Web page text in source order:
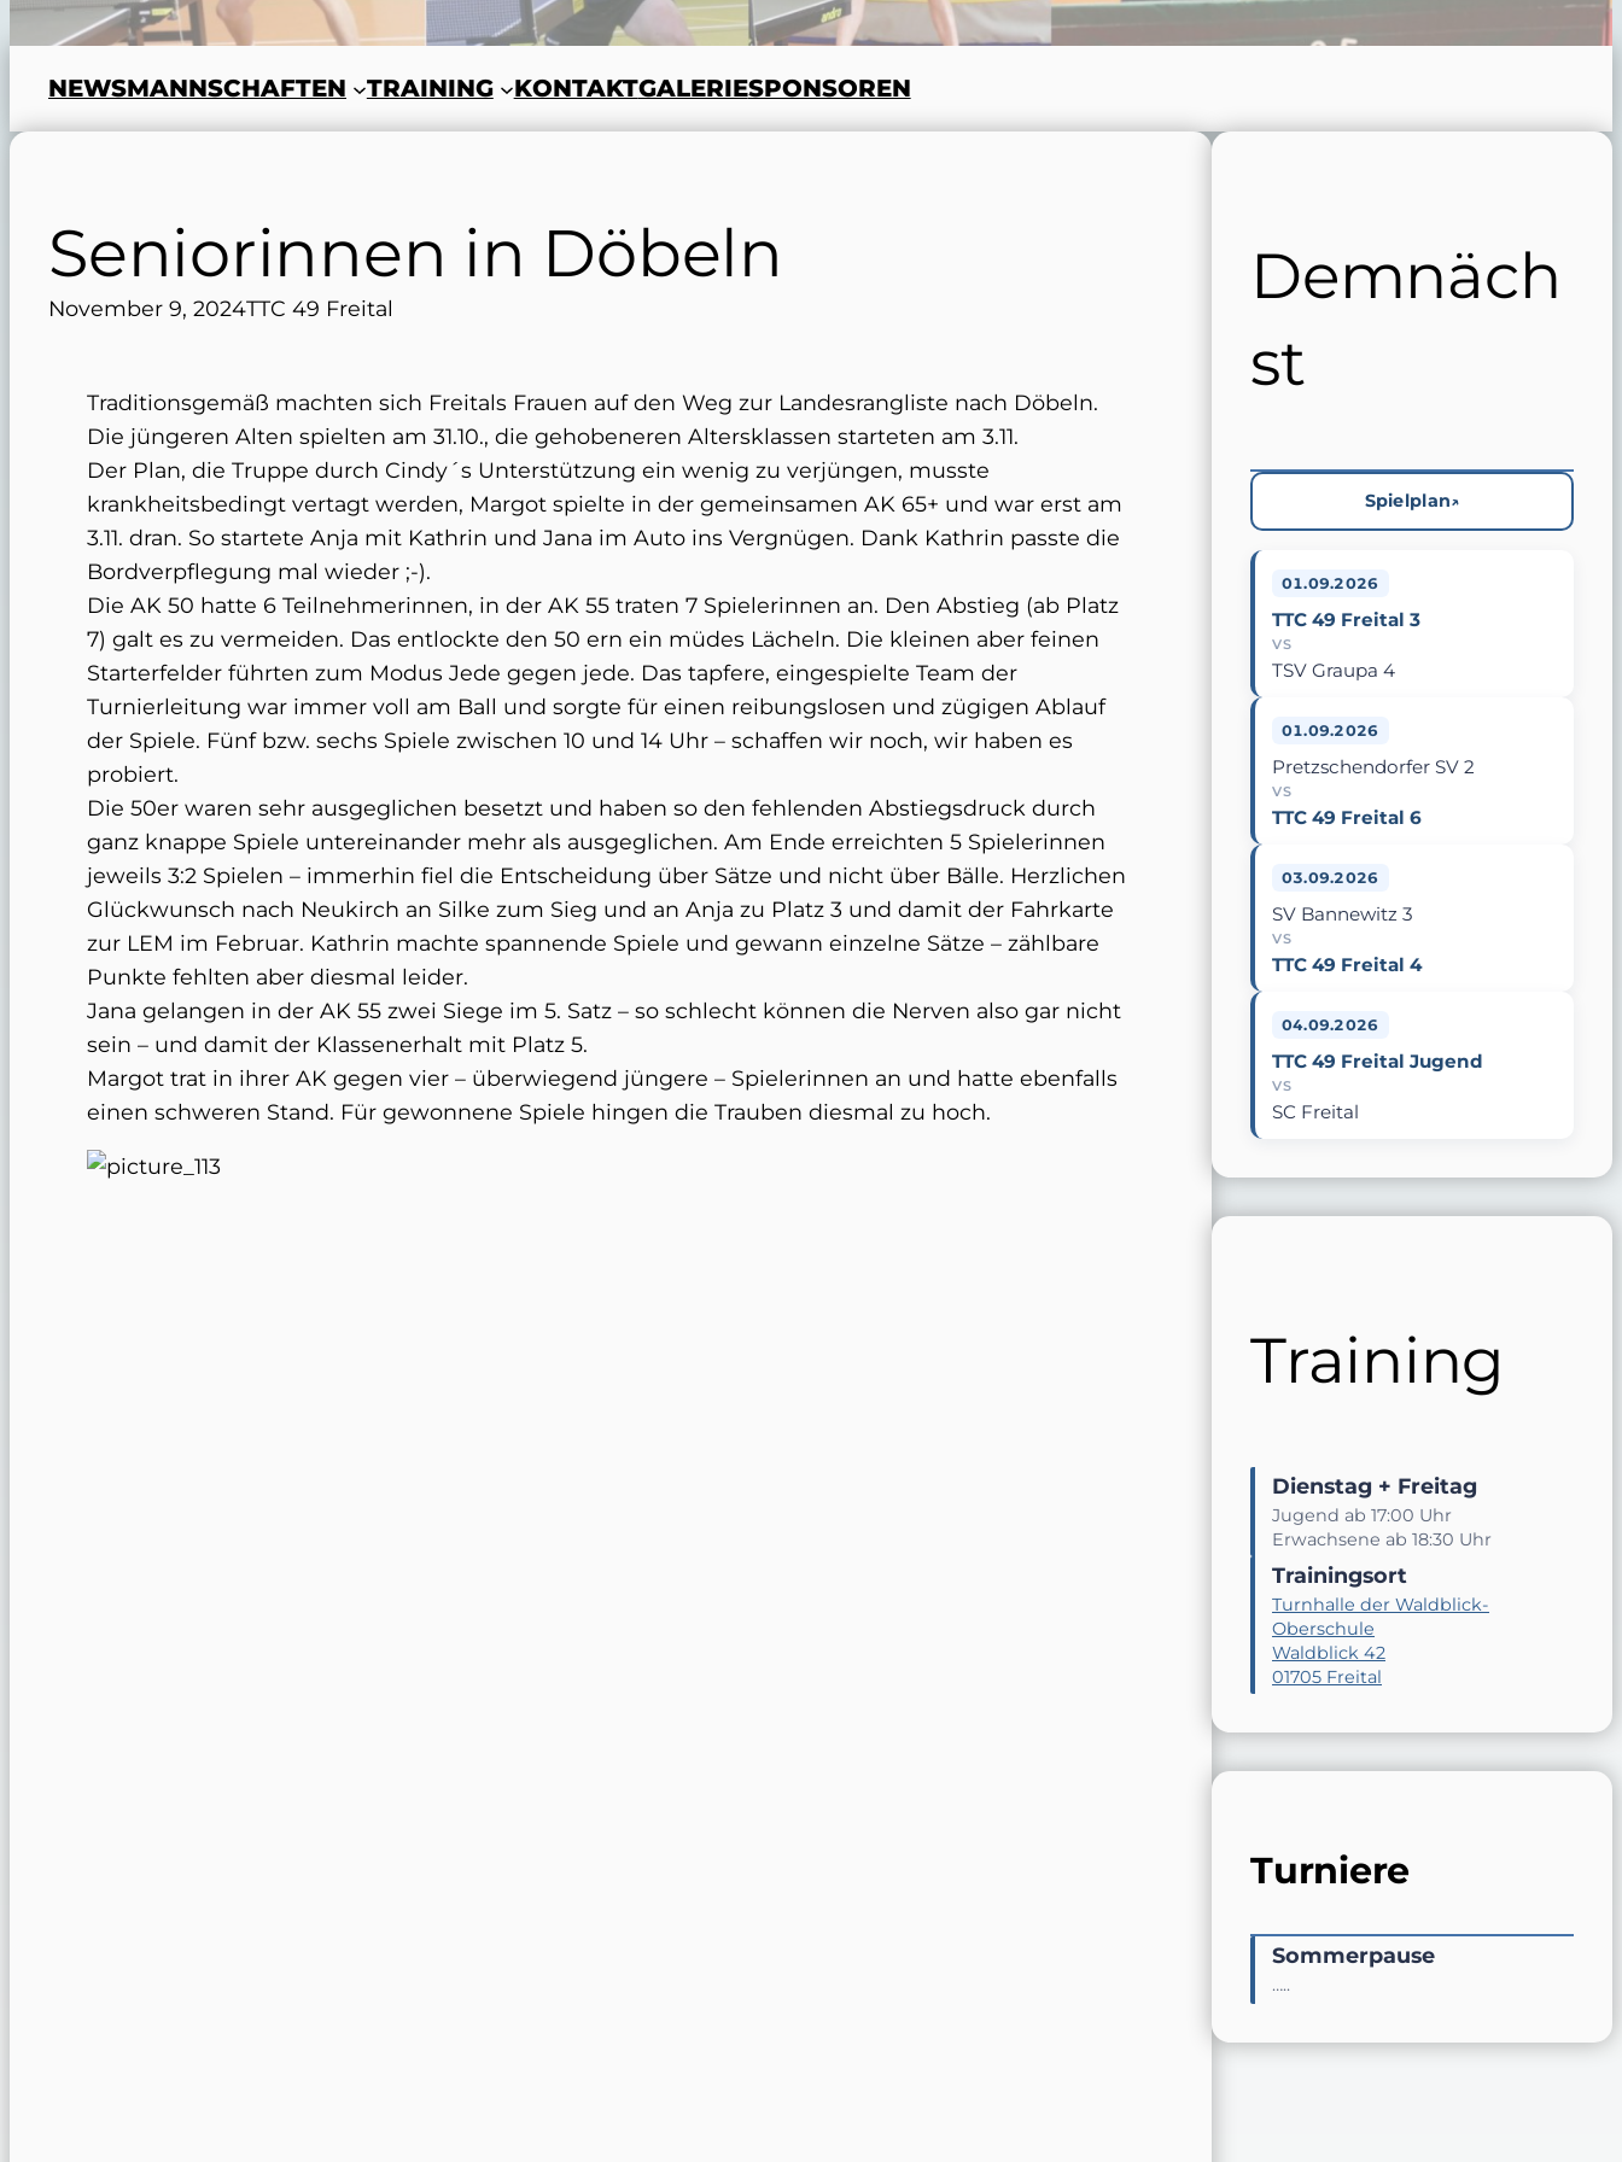
NEWSMANNSCHAFTEN TRAINING KONTAKTGALERIESPONSOREN
Seniorinnen in Döbeln
November 9, 2024TTC 49 Freital
Traditionsgemäß machten sich Freitals Frauen auf den Weg zur Landesrangliste nach Döbeln.
Die jüngeren Alten spielten am 31.10., die gehobeneren Altersklassen starteten am 3.11.
Der Plan, die Truppe durch Cindy´s Unterstützung ein wenig zu verjüngen, musste
krankheitsbedingt vertagt werden, Margot spielte in der gemeinsamen AK 65+ und war erst am
3.11. dran. So startete Anja mit Kathrin und Jana im Auto ins Vergnügen. Dank Kathrin passte die
Bordverpflegung mal wieder ;-).
Die AK 50 hatte 6 Teilnehmerinnen, in der AK 55 traten 7 Spielerinnen an. Den Abstieg (ab Platz
7) galt es zu vermeiden. Das entlockte den 50 ern ein müdes Lächeln. Die kleinen aber feinen
Starterfelder führten zum Modus Jede gegen jede. Das tapfere, eingespielte Team der
Turnierleitung war immer voll am Ball und sorgte für einen reibungslosen und zügigen Ablauf
der Spiele. Fünf bzw. sechs Spiele zwischen 10 und 14 Uhr – schaffen wir noch, wir haben es
probiert.
Die 50er waren sehr ausgeglichen besetzt und haben so den fehlenden Abstiegsdruck durch
ganz knappe Spiele untereinander mehr als ausgeglichen. Am Ende erreichten 5 Spielerinnen
jeweils 3:2 Spielen – immerhin fiel die Entscheidung über Sätze und nicht über Bälle. Herzlichen
Glückwunsch nach Neukirch an Silke zum Sieg und an Anja zu Platz 3 und damit der Fahrkarte
zur LEM im Februar. Kathrin machte spannende Spiele und gewann einzelne Sätze – zählbare
Punkte fehlten aber diesmal leider.
Jana gelangen in der AK 55 zwei Siege im 5. Satz – so schlecht können die Nerven also gar nicht
sein – und damit der Klassenerhalt mit Platz 5.
Margot trat in ihrer AK gegen vier – überwiegend jüngere – Spielerinnen an und hatte ebenfalls
einen schweren Stand. Für gewonnene Spiele hingen die Trauben diesmal zu hoch.
Demnäch
st
Spielplan
01.09.2026
TTC 49 Freital 3
VS
TSV Graupa 4
01.09.2026
Pretzschendorfer SV 2
VS
TTC 49 Freital 6
03.09.2026
SV Bannewitz 3
VS
TTC 49 Freital 4
04.09.2026
TTC 49 Freital Jugend
VS
SC Freital
Training
Dienstag + Freitag
Jugend ab 17:00 Uhr
Erwachsene ab 18:30 Uhr
Trainingsort
Turnhalle der Waldblick-
Oberschule
Waldblick 42
01705 Freital
Turniere
Sommerpause
…..